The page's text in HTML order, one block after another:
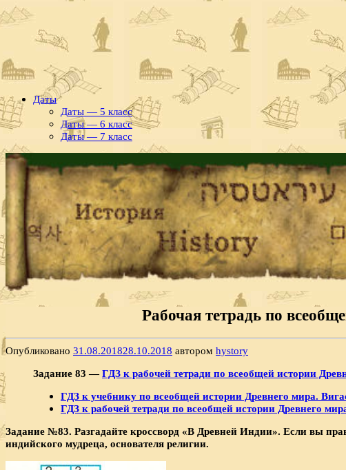
Даты
Даты — 5 класс
Даты — 6 класс
Даты — 7 класс
Рабочая тетрадь по
Опубликовано 31.08.201828.10.2018 автором hystory
Задание 83 —ГДЗ к рабочей тетради по всеобщей истории
ГДЗ к учебнику по всеобщей истории Древнего мира.
ГДЗ к рабочей тетради по всеобщей истории Древнего
Задание №83. Разгадайте кроссворд «В Древней Индии». Если вы
индийского мудреца, основателя религии.